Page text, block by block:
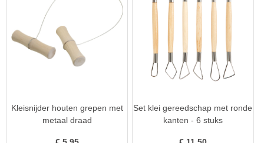
Kleisnijder houten grepen met
metaal draad
Set klei gereedschap met ronde
kanten - 6 stuks